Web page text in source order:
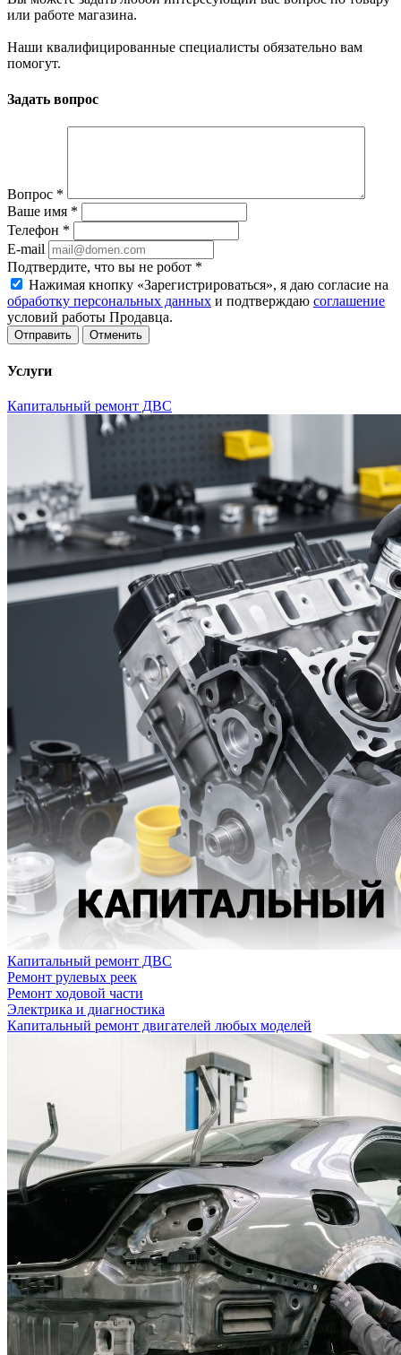
или работе магазина.
Наши квалифицированные специалисты обязательно вам
помогут.
Задать вопрос
Вопрос *
Ваше имя *
Телефон *
E-mail
Подтвердите, что вы не робот *
Нажимая кнопку «Зарегистрироваться», я даю согласие на
обработку персональных данных и подтверждаю соглашение
условий работы Продавца.
Отменить
Услуги
Капитальный ремонт ДВС
Капитальный ремонт ДВС
Ремонт рулевых реек
Ремонт ходовой части
Электрика и диагностика
Капитальный ремонт двигателей любых моделей